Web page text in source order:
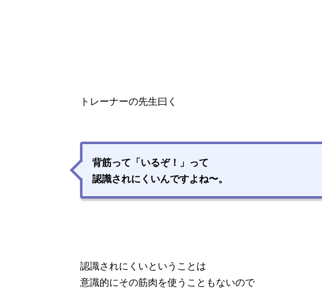
トレーナーの先生曰く
背筋って「いるぞ！」って
認識されにくいんですよね〜。
認識されにくいということは
意識的にその筋肉を使うこともないので